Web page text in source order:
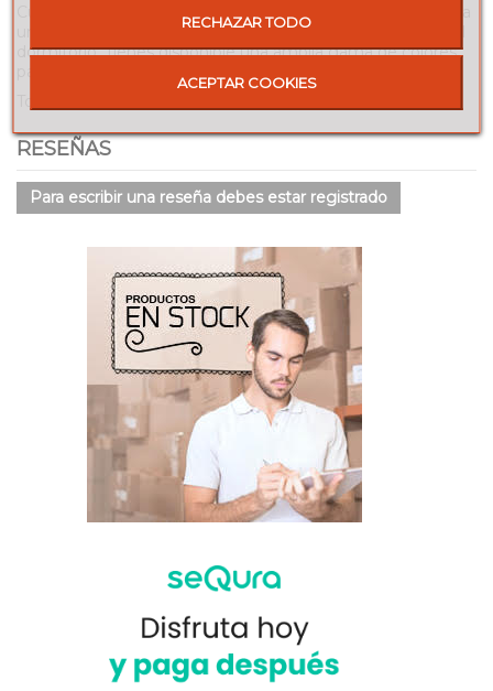
Cuando decoramos una habitación infantil, el colorido juega
un papel importante ya que aporta luminosidad y alegría al
dormitorio. Tienes disponible una amplia gama de colores
RESEÑAS
Para escribir una reseña debes estar registrado
RECHAZAR TODO
ACEPTAR COOKIES